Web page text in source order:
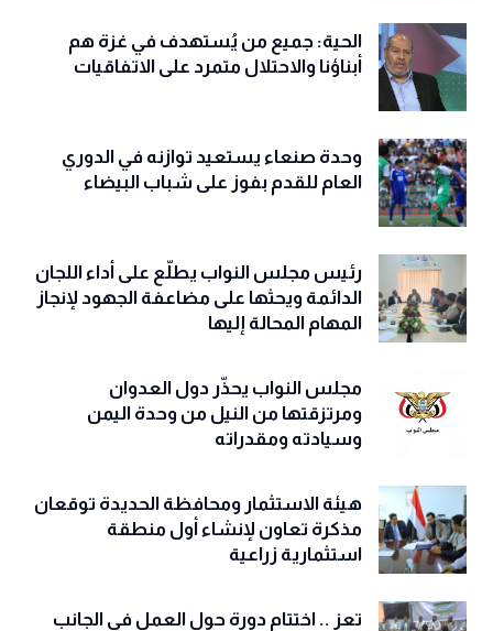
الحية: جميع من يُستهدف في غزة هم
أبناؤنا والاحتلال متمرد على الاتفاقيات
وحدة صنعاء يستعيد توازنه في الدوري
العام للقدم بفوز على شباب البيضاء
رئيس مجلس النواب يطلّع على أداء اللجان
الدائمة ويحثها على مضاعفة الجهود لإنجاز
المهام المحالة إليها
مجلس النواب يحذّّر دول العدوان
ومرتزقتها من النيل من وحدة اليمن
وسيادته ومقدراته
هيئة الاستثمار ومحافظة الحديدة توقعان
مذكرة تعاون لإنشاء أول منطقة
استثمارية زراعية
تعز .. اختتام دورة حول العمل في الجانب